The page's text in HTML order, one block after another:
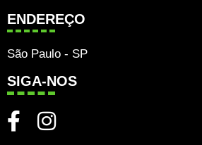
ENDEREÇO
São Paulo - SP
SIGA-NOS